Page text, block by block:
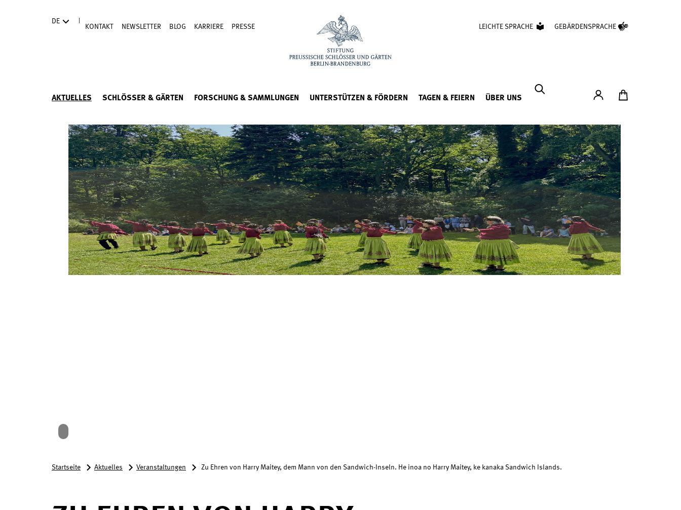
DE
KONTAKT NEWSLETTER BLOG KARRIERE PRESSE LEICHTE SPRACHE GEBÄRDENSPRACHE
AKTUELLES SCHLÖSSER & GÄRTEN FORSCHUNG & SAMMLUNGEN UNTERSTÜTZEN & FÖRDERN TAGEN & FEIERN ÜBER UNS
Konto Zum Ticketshop
Startseite Aktuelles Veranstaltungen Zu Ehren von Harry Maitey, dem Mann von den Sandwich-Inseln. He inoa no Harry Maitey, ke kanaka Sandwich Islands.